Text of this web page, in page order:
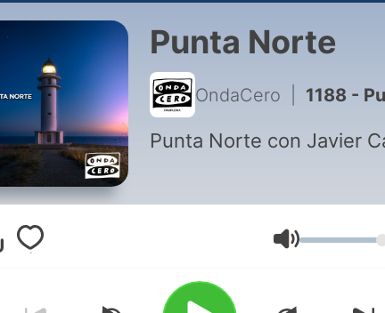
Punta Norte
OndaCero 1188 - Punta Norte: El reverso de Drake
Punta Norte con Javier
Volumen